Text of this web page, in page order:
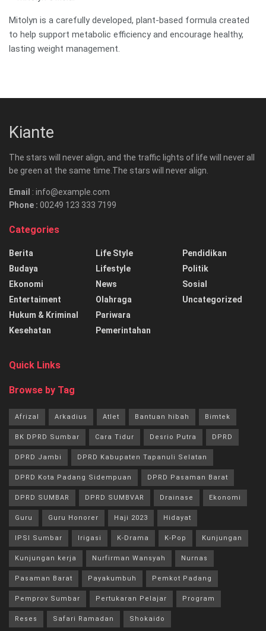
Mitolyn is a carefully developed, plant-based formula created
to help support metabolic efficiency and encourage healthy,
lasting weight management.
Kiante
The stars will never align, and the traffic lights of life will never all
be green at the same time.The stars will never align.
Email : info@example.com
Phone : 00249 123 333 7199
Categories
Berita
Budaya
Ekonomi
Entertaiment
Hukum & Kriminal
Kesehatan
Life Style
Lifestyle
News
Olahraga
Pariwara
Pemerintahan
Pendidikan
Politik
Sosial
Uncategorized
Quick Links
Browse by Tag
Afrizal Arkadius Atlet Bantuan hibah Bimtek
BK DPRD Sumbar Cara Tidur Desrio Putra DPRD
DPRD Jambi DPRD Kabupaten Tapanuli Selatan
DPRD Kota Padang Sidempuan DPRD Pasaman Barat
DPRD SUMBAR DPRD SUMBVAR Drainase Ekonomi
Guru Guru Honorer Haji 2023 Hidayat
IPSI Sumbar Irigasi K-Drama K-Pop Kunjungan
Kunjungan kerja Nurfirman Wansyah Nurnas
Pasaman Barat Payakumbuh Pemkot Padang
Pemprov Sumbar Pertukaran Pelajar Program
Reses Safari Ramadan Shokaido